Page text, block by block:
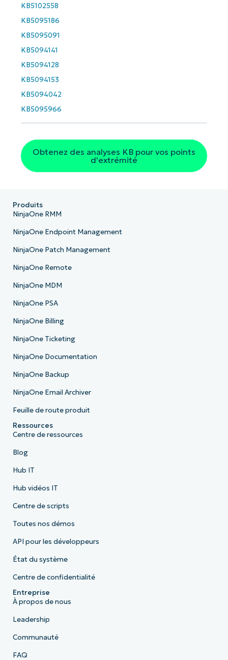
KB5102558
KB5095186
KB5095091
KB5094141
KB5094128
KB5094153
KB5094042
KB5095966
Obtenez des analyses KB pour vos points
d'extrémité
Business
email*
number*
Company
name*
Produits
NinjaOne RMM
NinjaOne Endpoint Management
NinjaOne Patch Management
NinjaOne Remote
NinjaOne MDM
NinjaOne PSA
NinjaOne Billing
NinjaOne Ticketing
NinjaOne Documentation
NinjaOne Backup
NinjaOne Email Archiver
Feuille de route produit
Ressources
Centre de ressources
Blog
Hub IT
Hub vidéos IT
Centre de scripts
Toutes nos démos
API pour les développeurs
État du système
Centre de confidentialité
Entreprise
À propos de nous
Leadership
Communauté
FAQ